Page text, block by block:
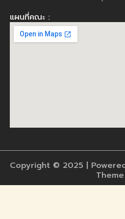
แผนที่คณะ :
Copyright © 2025 |
Theme